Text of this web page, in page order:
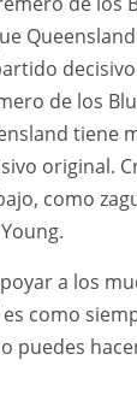
de los
tiene
original.
como
a los
como
puedes